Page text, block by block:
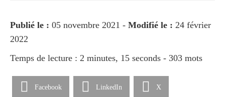
Publié le : 05 novembre 2021 - Modifié le : 24 février
2022
Temps de lecture : 2 minutes, 15 seconds - 303 mots
Facebook LinkedIn X